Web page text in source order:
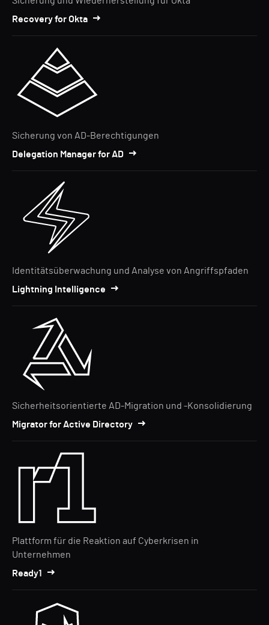
Recovery for Okta
Sicherung von AD-Berechtigungen
Delegation Manager for AD
Identitätsüberwachung und Analyse von Angriffspfaden
Lightning Intelligence
Sicherheitsorientierte AD-Migration und -Konsolidierung
Migrator for Active Directory
Plattform für die Reaktion auf Cyberkrisen in
Unternehmen
Ready1